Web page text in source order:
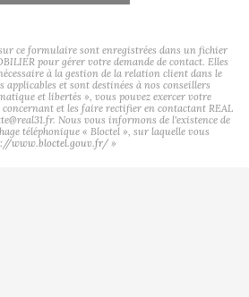
ce formulaire sont enregistrées dans un fichier
pour gérer votre demande de contact. Elles
à la gestion de la relation client dans le
applicables et sont destinées à nos conseillers
et libertés », vous pouvez exercer votre
et les faire rectifier en contactant REAL
Nous vous informons de l'existence de
téléphonique « Bloctel », sur laquelle vous
www.bloctel.gouv.fr/ »